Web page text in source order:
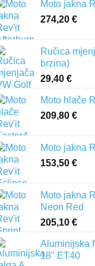
Moto jakna
274,20 €
Ručica
brzina)
29,40 €
Moto hlače
209,80 €
Moto jakna
153,50 €
Moto jakna
Neon Red
205,10 €
Aluminijska
18" ET40